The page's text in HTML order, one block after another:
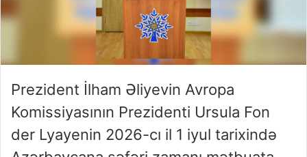
Prezident İlham Əliyevin Avropa
Komissiyasının Prezidenti Ursula Fon
der Lyayenin 2026-cı il 1 iyul tarixində